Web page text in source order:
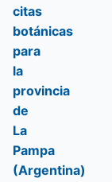
citas
botánicas
para
la
provincia
de
La
Pampa
(Argentina)